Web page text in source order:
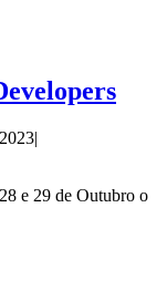
e 29 de Outubro o